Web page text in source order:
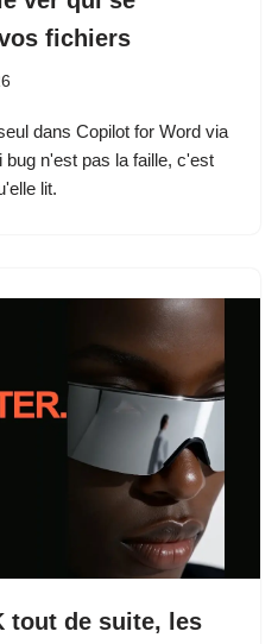
fichiers
dans Copilot for Word via
bug n'est pas la faille, c'est
lit.
tout de suite, les